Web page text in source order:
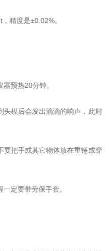
精度是±0.02%。
预热20分钟。
头模后会发出滴滴的响声，此时
要把手或其它物体放在重锤或穿
定要带劳保手套。